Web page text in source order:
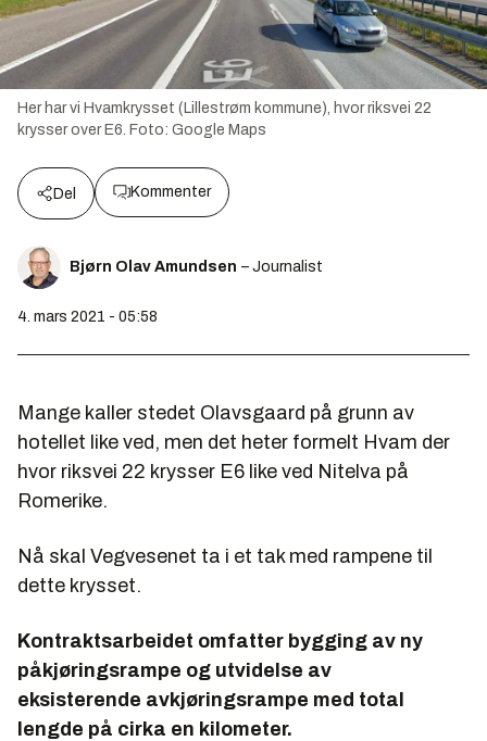
Her har vi Hvamkrysset (Lillestrøm kommune), hvor riksvei 22
krysser over E6. Foto: Google Maps
Del Kommenter
Bjørn Olav Amundsen – Journalist
4. mars 2021 - 05:58
Mange kaller stedet Olavsgaard på grunn av
hotellet like ved, men det heter formelt Hvam der
hvor riksvei 22 krysser E6 like ved Nitelva på
Romerike.
Nå skal Vegvesenet ta i et tak med rampene til
dette krysset.
Kontraktsarbeidet omfatter bygging av ny
påkjøringsrampe og utvidelse av
eksisterende avkjøringsrampe med total
lengde på cirka en kilometer.